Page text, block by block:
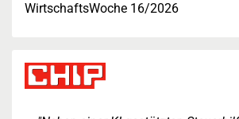
WirtschaftsWoche 16/2026